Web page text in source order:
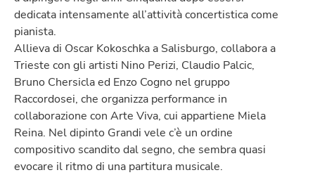
dedicata intensamente all’attività concertistica come
pianista.
Allieva di Oscar Kokoschka a Salisburgo, collabora a
Trieste con gli artisti Nino Perizi, Claudio Palcic,
Bruno Chersicla ed Enzo Cogno nel gruppo
Raccordosei, che organizza performance in
collaborazione con Arte Viva, cui appartiene Miela
Reina. Nel dipinto Grandi vele c’è un ordine
compositivo scandito dal segno, che sembra quasi
evocare il ritmo di una partitura musicale.